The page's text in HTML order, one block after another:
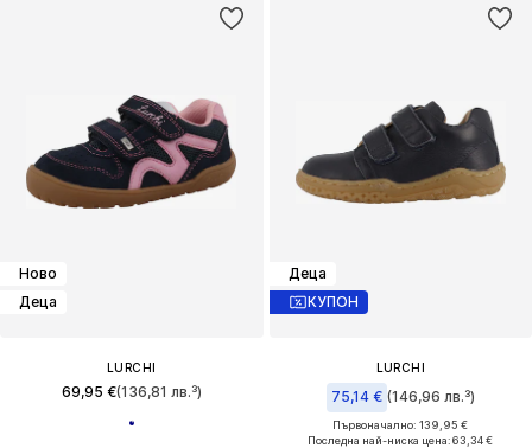
Ново
Деца
LURCHI
69,95 €(136,81 лв.³)
Деца
КУПОН
LURCHI
75,14 € (146,96 лв.³)
Първоначално: 139,95 €
Последна най-ниска цена:63,34 €